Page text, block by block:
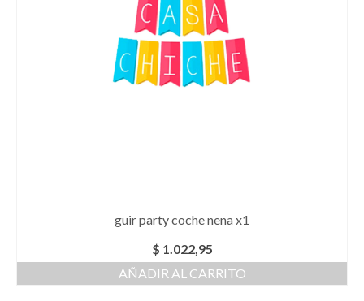
guir party coche nena x1
$ 1.022,95
AÑADIR AL CARRITO